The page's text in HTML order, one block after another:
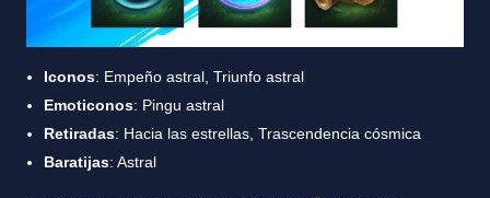
Iconos: Empeño astral, Triunfo astral
Emoticonos: Pingu astral
Retiradas: Hacia las estrellas, Trascendencia cósmica
Baratijas: Astral